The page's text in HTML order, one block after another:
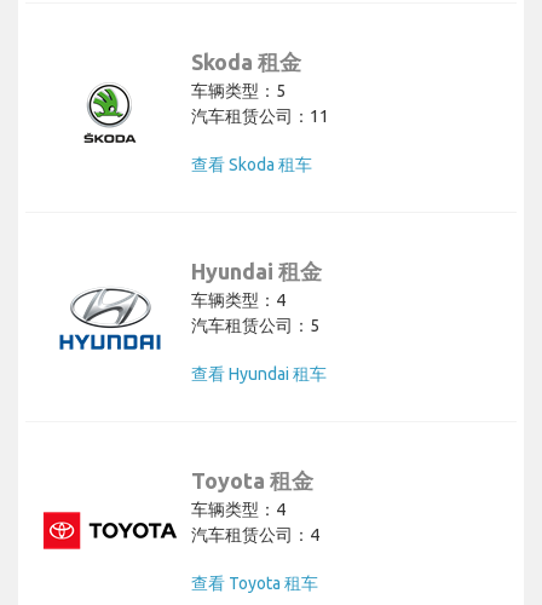
Skoda 租金
车辆类型：5
汽车租赁公司：11
查看 Skoda 租车
Hyundai 租金
车辆类型：4
汽车租赁公司：5
查看 Hyundai 租车
Toyota 租金
车辆类型：4
汽车租赁公司：4
查看 Toyota 租车